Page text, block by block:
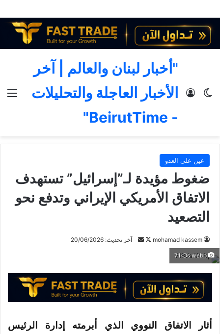
"أخبار لبنان والعالم | آخر
الأخبار العاجلة والتحليلات
- BeirutTime"
الوضع المظلم
تسجيل الدخول
عين على العدو
ضغوط مؤيدة لـ”إسرائيل” تستهدف
الاتفاق الأمريكي الإيراني وتدفع نحو
التصعيد
mohamad kassem
ت
ع
ع
ل
ل
ر
آخر تحديث: 20/06/2026
71kDs webp
أثار الاتفاق النووي الذي أبرمته إدارة الرئيس